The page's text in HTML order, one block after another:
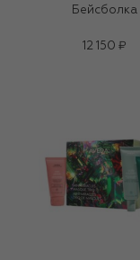
Бейсболка
12 150 ₽